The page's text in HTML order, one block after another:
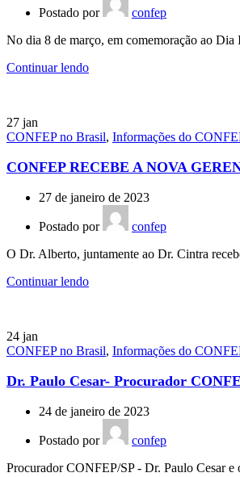
Postado por
confep
No dia 8 de março, em comemoração ao
Continuar lendo
27 jan
CONFEP no Brasil, Informações do
CONFEP RECEBE A NOVA
27 de janeiro de 2023
Postado por
confep
O Dr. Alberto, juntamente ao Dr. Cintra
Continuar lendo
24 jan
CONFEP no Brasil, Informações do
Dr. Paulo Cesar- Procurador
24 de janeiro de 2023
Postado por
confep
Procurador CONFEP/SP - Dr. Paulo Cesar